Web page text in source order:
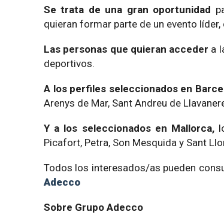
Se trata de una gran oportunidad
quieran formar parte de un evento
Las personas que quieran acceder a
deportivos.
A los perfiles seleccionados en
Arenys de Mar, Sant Andreu de
Y a los seleccionados en Mallorca,
Picafort, Petra, Son Mesquida y Sant
Todos los interesados/as pueden
Adecco
Sobre Grupo Adecco